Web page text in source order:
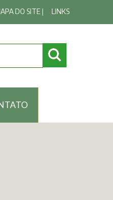
DO SITE | LINKS